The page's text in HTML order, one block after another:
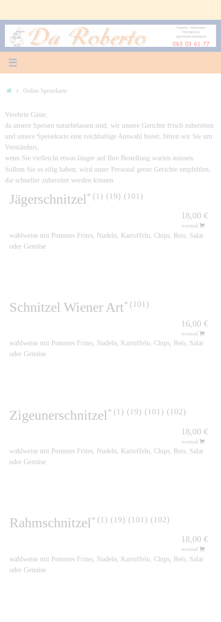
springen
StartOnline Speisekarte
Verehrte Gäste,
da unsere Speisen naturbelassen sind, wir unsere Gerichte frisch zubereiten
und unsere Speisekarte eine reichhaltige Auswahl bietet, bitten wir Sie um
Verständnis,
wenn Sie vielleicht etwas länger auf Ihre Bestellung warten müssen.
Sollten Sie es eilig haben, wird unser Personal gerne Gerichte empfehlen,
die schneller zubereitet werden können.
Jägerschnitzel 1 19 101
18,00 €
normal
wahlweise mit Pommes Frites, Nudeln, Kartoffeln, Chips, Reis, Salat
oder Gemüse
Schnitzel Wiener Art 101
16,00 €
normal
wahlweise mit Pommes Frites, Nudeln, Kartoffeln, Chips, Reis, Salat
oder Gemüse
Zigeunerschnitzel 1 19 101 102
18,00 €
normal
wahlweise mit Pommes Frites, Nudeln, Kartoffeln, Chips, Reis, Salat
oder Gemüse
Rahmschnitzel 1 19 101 102
18,00 €
normal
wahlweise mit Pommes Frites, Nudeln, Kartoffeln, Chips, Reis, Salat
oder Gemüse